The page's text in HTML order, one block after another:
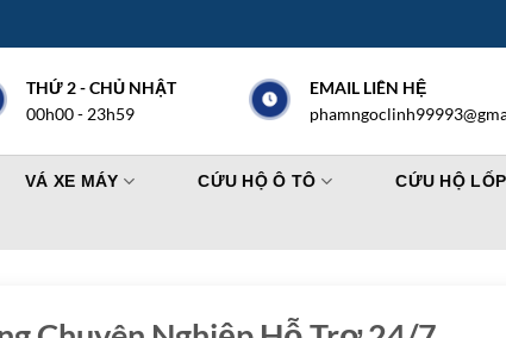
THỨ 2 - CHỦ NHẬT
00h00 - 23h59
EMAIL LIÊN HỆ
VÁ XE MÁY CỨU HỘ Ô TÔ CỨU HỘ